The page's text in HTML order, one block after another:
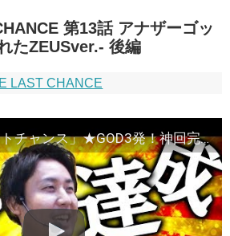
第13話 アナザーゴッ
たZEUSver.‐ 後編
LAST CHANCE
まりも「ザ・ラストチャンス」★GOD3発！神回完結★【THE LAST CHANCE】第13話 アナザーゴッドハーデス‐奪われたZEUSver.‐ 後編